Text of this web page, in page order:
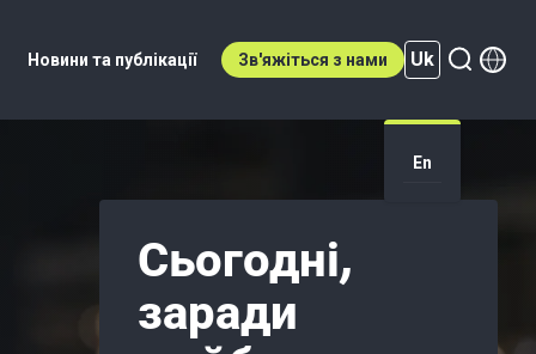
Новини та публікації Зв'яжіться з нами Uk
Uk (active)
En
Сьогодні,
заради